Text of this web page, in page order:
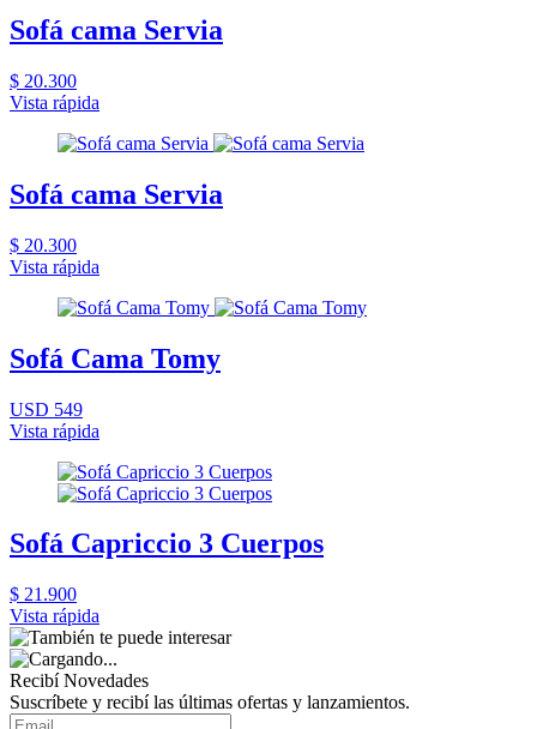
Sofá cama Servia
$ 20.300
Vista rápida
Sofá cama Servia
$ 20.300
Vista rápida
Sofá Cama Tomy
USD 549
Vista rápida
Sofá Capriccio 3 Cuerpos
$ 21.900
Vista rápida
Recibí Novedades
Suscríbete y recibí las últimas ofertas y lanzamientos.